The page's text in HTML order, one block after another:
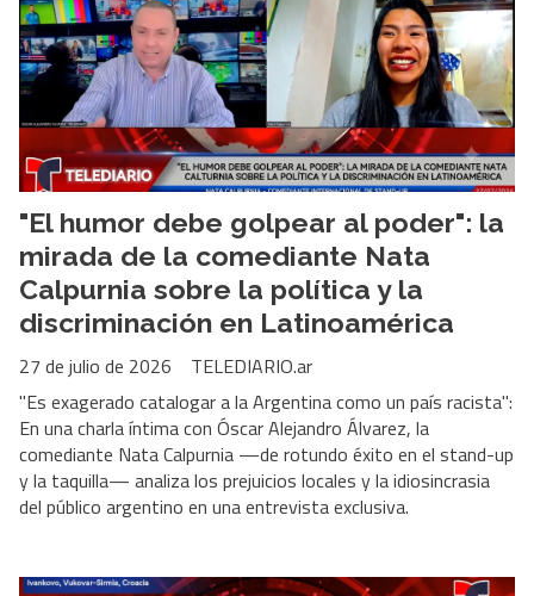
"El humor debe golpear al poder": la
mirada de la comediante Nata
Calpurnia sobre la política y la
discriminación en Latinoamérica
TELEDIARIO.ar
27 de julio de 2026
"Es exagerado catalogar a la Argentina como un país racista":
En una charla íntima con Óscar Alejandro Álvarez, la
comediante Nata Calpurnia —de rotundo éxito en el stand-up
y la taquilla— analiza los prejuicios locales y la idiosincrasia
del público argentino en una entrevista exclusiva.